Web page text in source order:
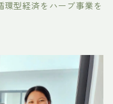
型経済をハーブ事業を